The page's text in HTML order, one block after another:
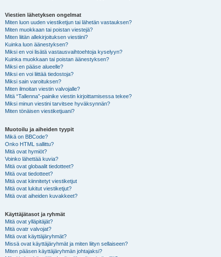
Viestien lähetyksen ongelmat
Miten luon uuden viestiketjun tai lähetän vastauksen?
Miten muokkaan tai poistan viestejä?
Miten liitän allekirjoituksen viestiini?
Kuinka luon äänestyksen?
Miksi en voi lisätä vastausvaihtoehtoja kyselyyn?
Kuinka muokkaan tai poistan äänestyksen?
Miksi en pääse alueelle?
Miksi en voi liittää tiedostoja?
Miksi sain varoituksen?
Miten ilmoitan viestin valvojalle?
Mitä “Tallenna”-painike viestin kirjoittamisessa tekee?
Miksi minun viestini tarvitsee hyväksynnän?
Miten tönäisen viestiketjuani?
Muotoilu ja aiheiden tyypit
Mikä on BBCode?
Onko HTML sallittu?
Mitä ovat hymiöt?
Voinko lähettää kuvia?
Mitä ovat globaalit tiedotteet?
Mitä ovat tiedotteet?
Mitä ovat kiinnitetyt viestiketjut
Mitä ovat lukitut viestiketjut?
Mitä ovat aiheiden kuvakkeet?
Käyttäjätasot ja ryhmät
Mitä ovat ylläpitäjät?
Mitä ovatr valvojat?
Mitä ovat käyttäjäryhmät?
Missä ovat käyttäjäryhmät ja miten liityn sellaiseen?
Miten pääsen käyttäjäryhmän johtajaksi?